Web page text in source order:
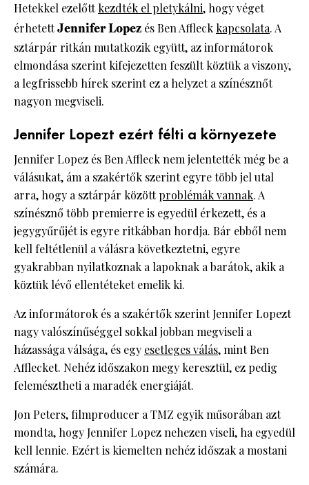
Hetekkel ezelőttkezdték el pletykálni, hogy véget
érhetettJennifer Lopez és Ben Affleck kapcsolata. A
sztárpár ritkán mutatkozik együtt, az informátorok
elmondása szerint kifejezetten feszült köztük a viszony,
a legfrissebb hírek szerint ez a helyzet a színésznőt
nagyon megviseli.
Jennifer Lopezt ezért félti a környezete
Jennifer Lopez és Ben Affleck nem jelentették még be a
válásukat, ám a szakértők szerint egyre több jel utal
arra, hogy a sztárpár közöttproblémák vannak. A
színésznő több premierre is egyedül érkezett, és a
jegygyűrűjét is egyre ritkábban hordja. Bár ebből nem
kell feltétlenül a válásra következtetni, egyre
gyakrabban nyilatkoznak a lapoknak a barátok, akik a
köztük lévő ellentéteket emelik ki.
Az informátorok és a szakértők szerint Jennifer Lopezt
nagy valószínűséggel sokkal jobban megviseli a
házassága válsága, és egy esetleges válás, mint Ben
Afflecket. Nehéz időszakon megy keresztül, ez pedig
felemésztheti a maradék energiáját.
Jon Peters, filmproducer a TMZ egyik műsorában azt
mondta, hogy Jennifer Lopez nehezen viseli, ha egyedül
kell lennie. Ezért is kiemelten nehéz időszak a mostani
számára.